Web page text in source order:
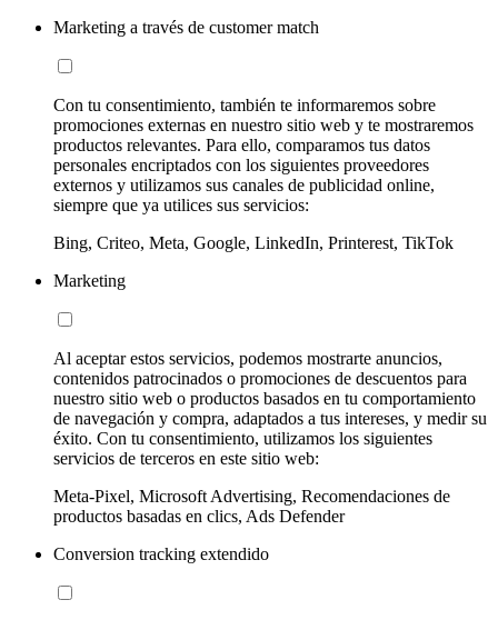
Marketing a través de customer match
Con tu consentimiento, también te informaremos sobre
promociones externas en nuestro sitio web y te mostraremos
productos relevantes. Para ello, comparamos tus datos
personales encriptados con los siguientes proveedores
externos y utilizamos sus canales de publicidad online,
siempre que ya utilices sus servicios:
Bing, Criteo, Meta, Google, LinkedIn, Printerest, TikTok
Marketing
Al aceptar estos servicios, podemos mostrarte anuncios,
contenidos patrocinados o promociones de descuentos para
nuestro sitio web o productos basados en tu comportamiento
de navegación y compra, adaptados a tus intereses, y medir su
éxito. Con tu consentimiento, utilizamos los siguientes
servicios de terceros en este sitio web:
Meta-Pixel, Microsoft Advertising, Recomendaciones de
productos basadas en clics, Ads Defender
Conversion tracking extendido